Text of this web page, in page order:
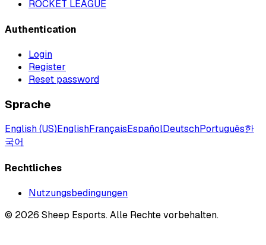
ROCKET LEAGUE
Authentication
Login
Register
Reset password
Sprache
English (US)EnglishFrançaisEspañolDeutschPortuguês한
국어
Rechtliches
Nutzungsbedingungen
© 2026 Sheep Esports.Alle Rechte vorbehalten.